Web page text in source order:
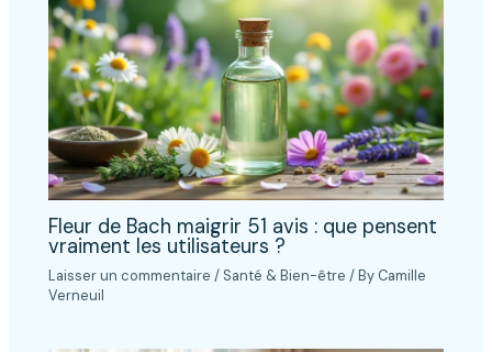
Fleur de Bach maigrir 51 avis : que pensent
vraiment les utilisateurs ?
Laisser un commentaire / Santé & Bien-être / By Camille
Verneuil